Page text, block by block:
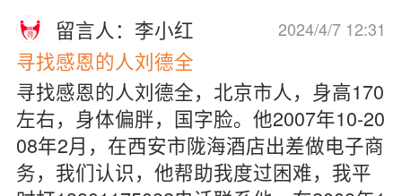
2024/4/7 12:31
留言人：李小红
寻找感恩的人刘德全
寻找感恩的人刘德全，北京市人，身高170
左右，身体偏胖，国字脸。他2007年10-20
08年2月，在西安市陇海酒店出差做电子商
务，我们认识，他帮助我度过困难，我平